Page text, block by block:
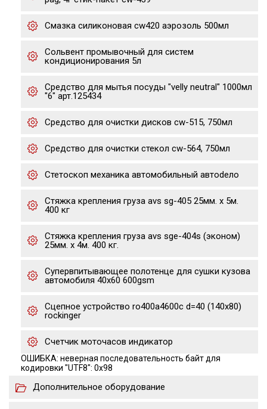
Смазка cиликоновая cw420 аэрозоль 500мл
Сольвент промывочный для систем
кондиционирования 5л
Средство для мытья посуды "velly neutral" 1000мл
"6" арт.125434
Средство для очистки дисков cw-515, 750мл
Средство для очистки стекол cw-564, 750мл
Стетоскоп механика автомобильный автоdело
Стяжка крепления груза avs sg-405 25мм. х 5м.
400 кг
Стяжка крепления груза avs sge-404s (эконом)
25мм. х 4м. 400 кг.
Супервпитывающее полотенце для сушки кузова
автомобиля 40х60 600gsm
Сцепное устройство ro400a4600c d=40 (140x80)
rockinger
Счетчик моточасов индикатор
ОШИБКА: неверная последовательность байт для
кодировки "UTF8": 0x98
Дополнительное оборудование